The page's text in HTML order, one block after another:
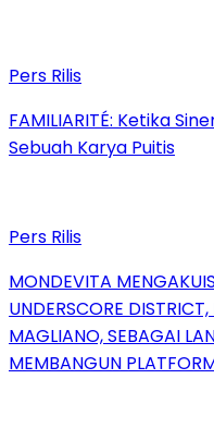
Pers Rilis
FAMILIARITÉ: Ketika
Sebuah Karya Puitis
Pers Rilis
MONDEVITA
UNDERSCORE
MAGLIANO, SEBAGAI
MEMBANGUN